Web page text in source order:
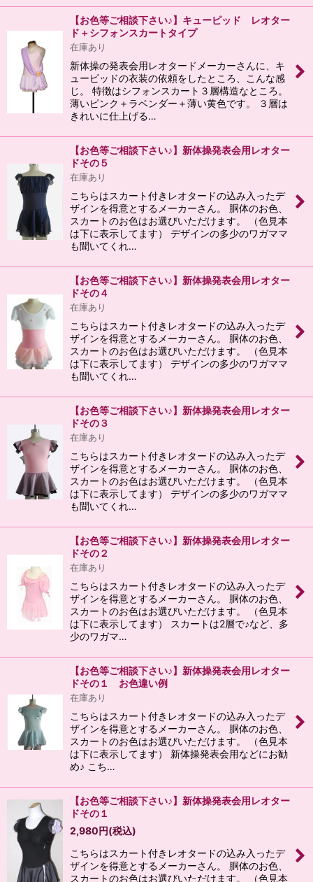
【お色等ご相談下さい♪】キューピッド レオター
ド＋シフォンスカートタイプ
在庫あり
新体操の発表会用レオタードメーカーさんに、キ
ューピッドの衣装の依頼をしたところ、こんな感
じ。 特徴はシフォンスカート３層構造なところ。
薄いピンク＋ラベンダー＋薄い黄色です。 ３層は
きれいに仕上げる…
【お色等ご相談下さい♪】新体操発表会用レオター
ドその５
在庫あり
こちらはスカート付きレオタードの込み入ったデ
ザインを得意とするメーカーさん。 胴体のお色、
スカートのお色はお選びいただけます。 （色見本
は下に表示してます） デザインの多少のワガママ
も聞いてくれ…
【お色等ご相談下さい♪】新体操発表会用レオター
ドその４
在庫あり
こちらはスカート付きレオタードの込み入ったデ
ザインを得意とするメーカーさん。 胴体のお色、
スカートのお色はお選びいただけます。 （色見本
は下に表示してます） デザインの多少のワガママ
も聞いてくれ…
【お色等ご相談下さい♪】新体操発表会用レオター
ドその３
在庫あり
こちらはスカート付きレオタードの込み入ったデ
ザインを得意とするメーカーさん。 胴体のお色、
スカートのお色はお選びいただけます。 （色見本
は下に表示してます） デザインの多少のワガママ
も聞いてくれ…
【お色等ご相談下さい♪】新体操発表会用レオター
ドその２
在庫あり
こちらはスカート付きレオタードの込み入ったデ
ザインを得意とするメーカーさん。 胴体のお色、
スカートのお色はお選びいただけます。 （色見本
は下に表示してます） スカートは2層で♪など、多
少のワガマ…
【お色等ご相談下さい♪】新体操発表会用レオター
ドその１ お色違い例
在庫あり
こちらはスカート付きレオタードの込み入ったデ
ザインを得意とするメーカーさん。 胴体のお色、
スカートのお色はお選びいただけます。 （色見本
は下に表示してます） 新体操発表会用などにお勧
め♪ こち…
【お色等ご相談下さい♪】新体操発表会用レオター
ドその１
2,980円(税込)
こちらはスカート付きレオタードの込み入ったデ
ザインを得意とするメーカーさん。 胴体のお色、
スカートのお色はお選びいただけます。 （色見本